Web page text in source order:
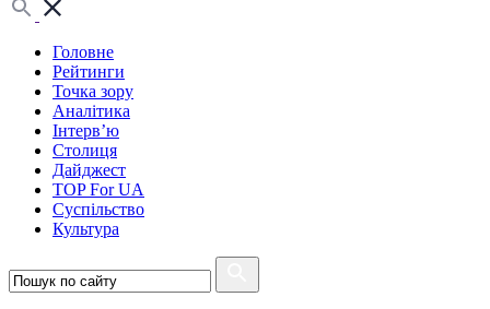
Головне
Рейтинги
Точка зору
Аналітика
Інтерв’ю
Столиця
Дайджест
TOP For UA
Суспiльство
Культура